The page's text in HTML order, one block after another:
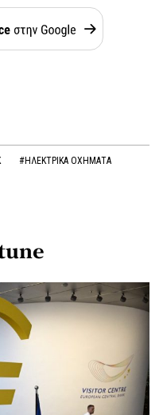
#ΗΛΕΚΤΡΙΚΑ ΟΧΗΜΑΤΑ